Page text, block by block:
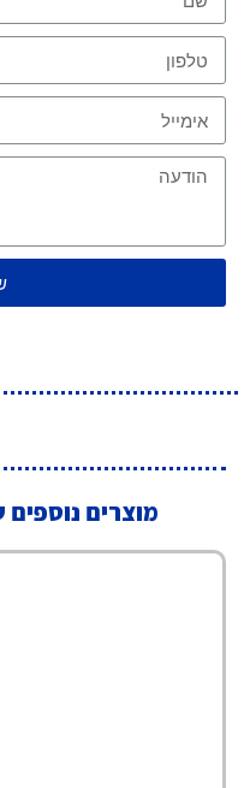
מוצרים נוספים